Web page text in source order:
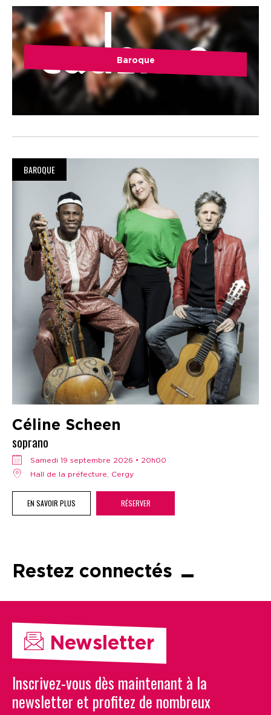
Baroque
BAROQUE
Céline Scheen
soprano
samedi 19 septembre 2026 • 20h00
Hall de la préfecture, Cergy
EN SAVOIR PLUS RÉSERVER
Restez connectés
Newsletter
Inscrivez-vous dès maintenant à la
newsletter et profitez de nombreux